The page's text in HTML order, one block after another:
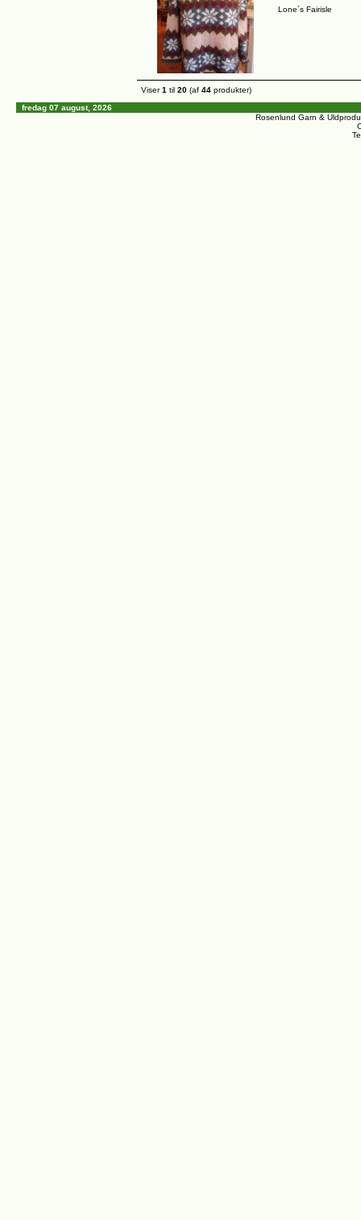
Lone´s Fairisle
Viser1 til 20 (af 44 produkter)
fredag 07 august, 2026
Rosenlund Garn &